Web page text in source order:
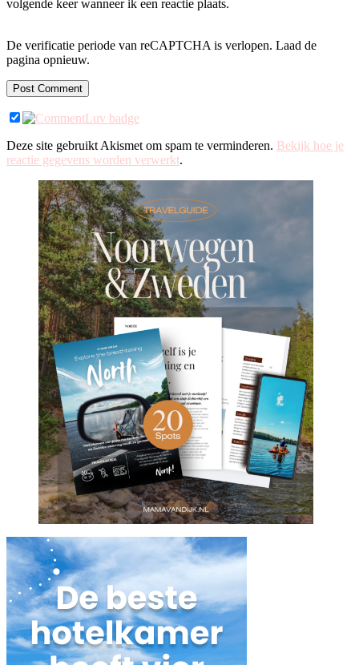
volgende keer wanneer ik een reactie plaats.
De verificatie periode van reCAPTCHA is verlopen. Laad de
pagina opnieuw.
Deze site gebruikt Akismet om spam te verminderen. Bekijk hoe je
reactie gegevens worden verwerkt.